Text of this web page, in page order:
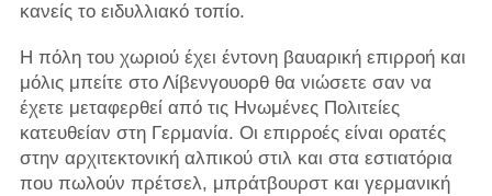
κανείς το ειδυλλιακό τοπίο.
Η πόλη του χωριού έχει έντονη βαυαρική επιρροή και
μόλις μπείτε στο Λίβενγουορθ θα νιώσετε σαν να
έχετε μεταφερθεί από τις Ηνωμένες Πολιτείες
κατευθείαν στη Γερμανία. Οι επιρροές είναι ορατές
στην αρχιτεκτονική αλπικού στιλ και στα εστιατόρια
που πωλούν πρέτσελ, μπράτβουρστ και γερμανική